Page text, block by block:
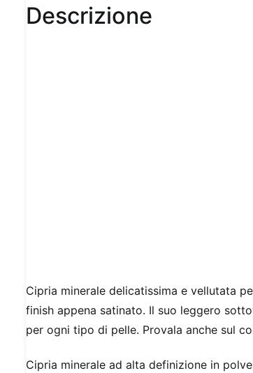
Descrizione
Cipria minerale delicatissima e vellutata
finish appena satinato. Il suo leggero
per ogni tipo di pelle. Provala anche sul
Cipria minerale ad alta definizione in